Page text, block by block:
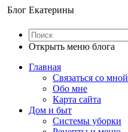
Блог Екатерины
Открыть меню блога
Главная
Связаться со мной
Обо мне
Карта сайта
Дом и быт
Системы уборки